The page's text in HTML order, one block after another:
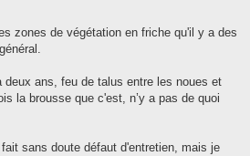
zones de végétation en friche qu'il y a des
ans, feu de talus entre les noues et
la brousse que c'est, n’y a pas de quoi
sans doute défaut d'entretien, mais je